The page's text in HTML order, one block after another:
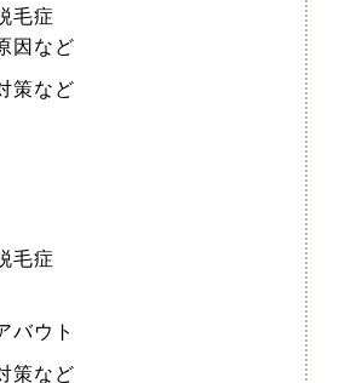
毛症
因など
策など
毛症
バウト
策など